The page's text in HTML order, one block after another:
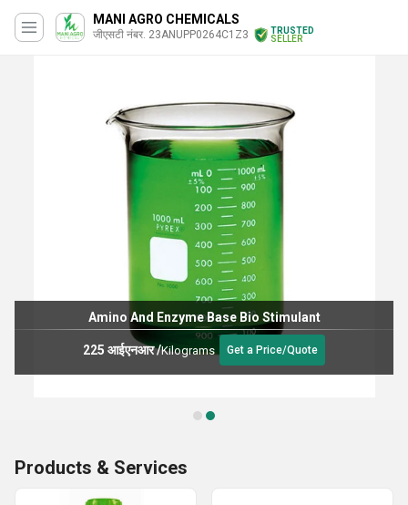
MANI AGRO CHEMICALS
जीएसटी नंबर. 23ANUPP0264C1Z3
TRUSTED
SELLER
Amino And Enzyme Base Bio Stimulant
225 आईएनआर/Kilograms Get a Price/Quote
Products & Services